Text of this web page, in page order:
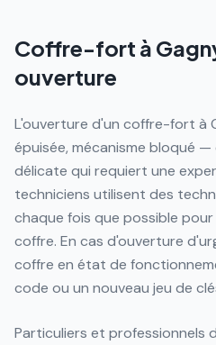
Coffre-fort à
ouverture
L'ouverture d'un coffre-fort à
épuisée, mécanisme bloqué
délicate qui requiert une
techniciens utilisent des
chaque fois que possible
coffre. En cas d'ouverture
coffre en état de
code ou un nouveau jeu de
Particuliers et professionnels